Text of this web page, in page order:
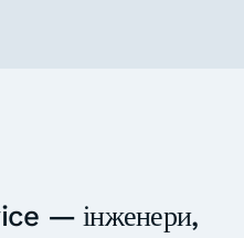
— інженери,